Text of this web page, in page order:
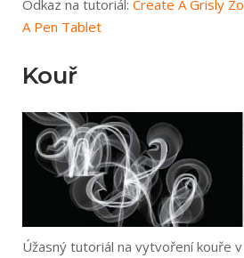
Odkaz na tutoriál: Create A Grisly
A Pen Tablet
Kouř
Úžasný tutoriál na vytvoření kouře